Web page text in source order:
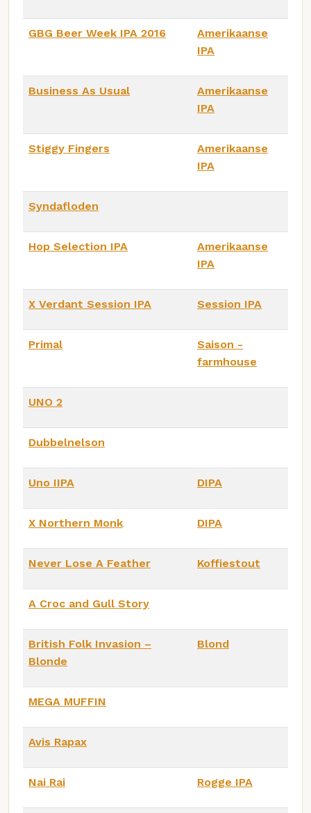
GBG Beer Week IPA 2016
Amerikaanse
IPA
Business As Usual
Amerikaanse
IPA
Stiggy Fingers
Amerikaanse
IPA
Syndafloden
Hop Selection IPA
Amerikaanse
IPA
X Verdant Session IPA Session IPA
Primal
Saison -
farmhouse
UNO 2
Dubbelnelson
Uno IIPA DIPA
X Northern Monk DIPA
Never Lose A Feather Koffiestout
A Croc and Gull Story
British Folk Invasion –
Blonde
Blond
MEGA MUFFIN
Avis Rapax
Nai Rai Rogge IPA